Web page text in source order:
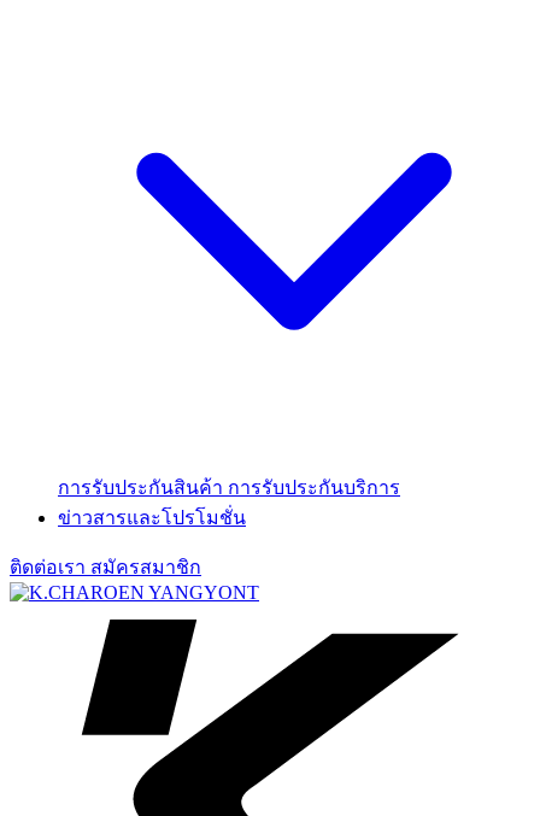
การรับประกันสินค้า การรับประกันบริการ
ข่าวสารและโปรโมชั่น
ติดต่อเรา สมัครสมาชิก